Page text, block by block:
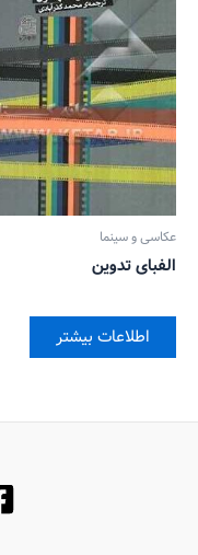
عکاسی و سینما
الفبای تدوین
اطلاعات بیشتر